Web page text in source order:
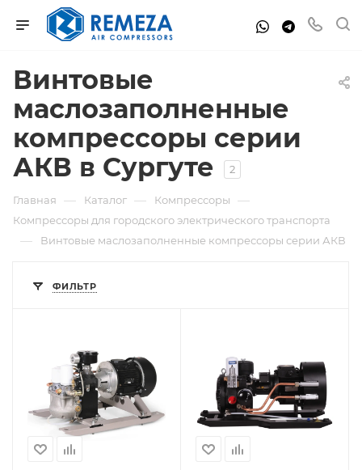
Винтовые
маслозаполненные
компрессоры серии
АКВ в Сургуте
2
Главная — Каталог — Компрессоры —
Компрессоры для городского электрического транспорта
— Винтовые маслозаполненные компрессоры серии АКВ
ФИЛЬТР